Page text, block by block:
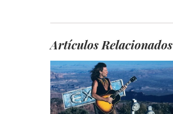
Artículos Relacionados